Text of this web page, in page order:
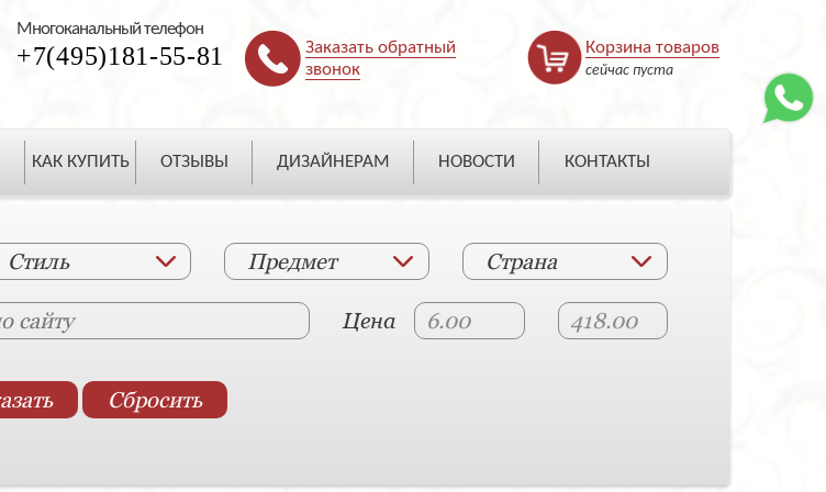
Многоканальный телефон
+7(495)181-55-81
Заказать обратный
звонок
Корзина товаров
сейчас пуста
КАК КУПИТЬ ОТЗЫВЫ ДИЗАЙНЕРАМ НОВОСТИ КОНТАКТЫ
Стиль Предмет Страна
Цена